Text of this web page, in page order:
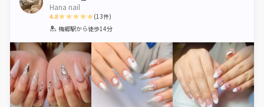
Hana nail
4.8
1 2 3 4 5
(13件)
梅郷駅から徒歩14分